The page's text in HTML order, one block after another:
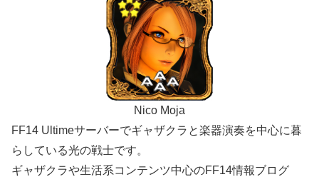
Nico Moja
FF14 Ultimeサーバーでギャザクラと楽器演奏を中心に暮
らしている光の戦士です。
ギャザクラや生活系コンテンツ中心のFF14情報ブログ